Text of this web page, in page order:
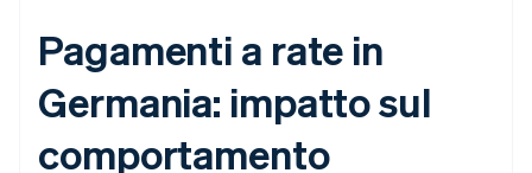
Pagamenti a rate in
Germania: impatto sul
comportamento